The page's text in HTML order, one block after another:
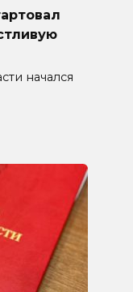
начался